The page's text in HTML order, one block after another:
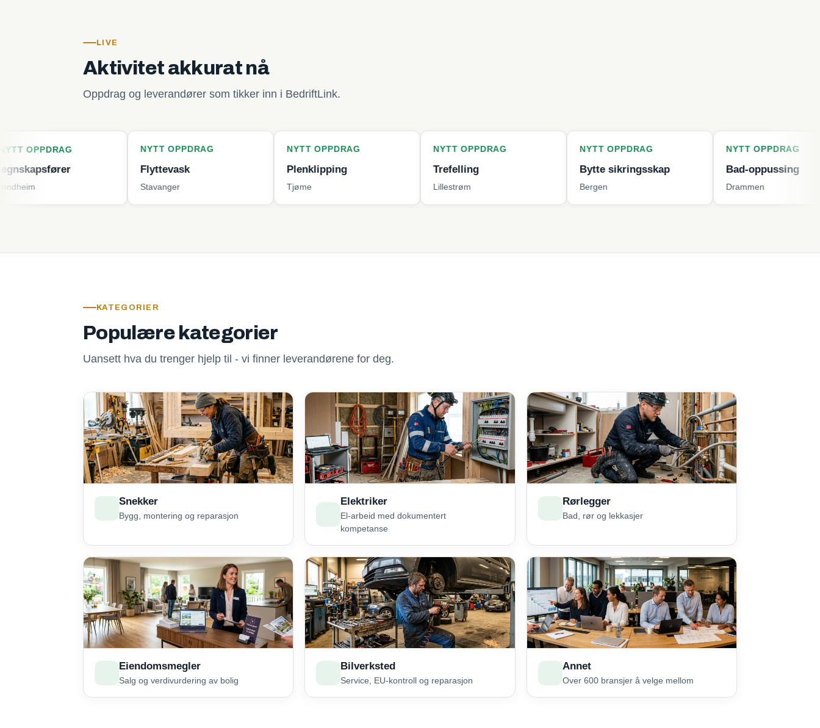
LIVE
Aktivitet akkurat nå
Oppdrag og leverandører som tikker inn i BedriftLink.
NYTT OPPDRAG NYTT OPPDRAG
Plenklipping
NYTT OPPDRAG NYTT OPPDRAG
Bytte sikringsskap
NYTT OPPDRAG
Bad-oppussing
KATEGORIER
Populære kategorier
Uansett hva du trenger hjelp til - vi finner leverandørene for deg.
Snekker
Bygg, montering og reparasjon
Elektriker
El-arbeid med dokumentert
kompetanse
Rørlegger
Bad, rør og lekkasjer
Eiendomsmegler
Salg og verdivurdering av bolig
Bilverksted
Service, EU-kontroll og reparasjon
Annet
Over 600 bransjer å velge mellom